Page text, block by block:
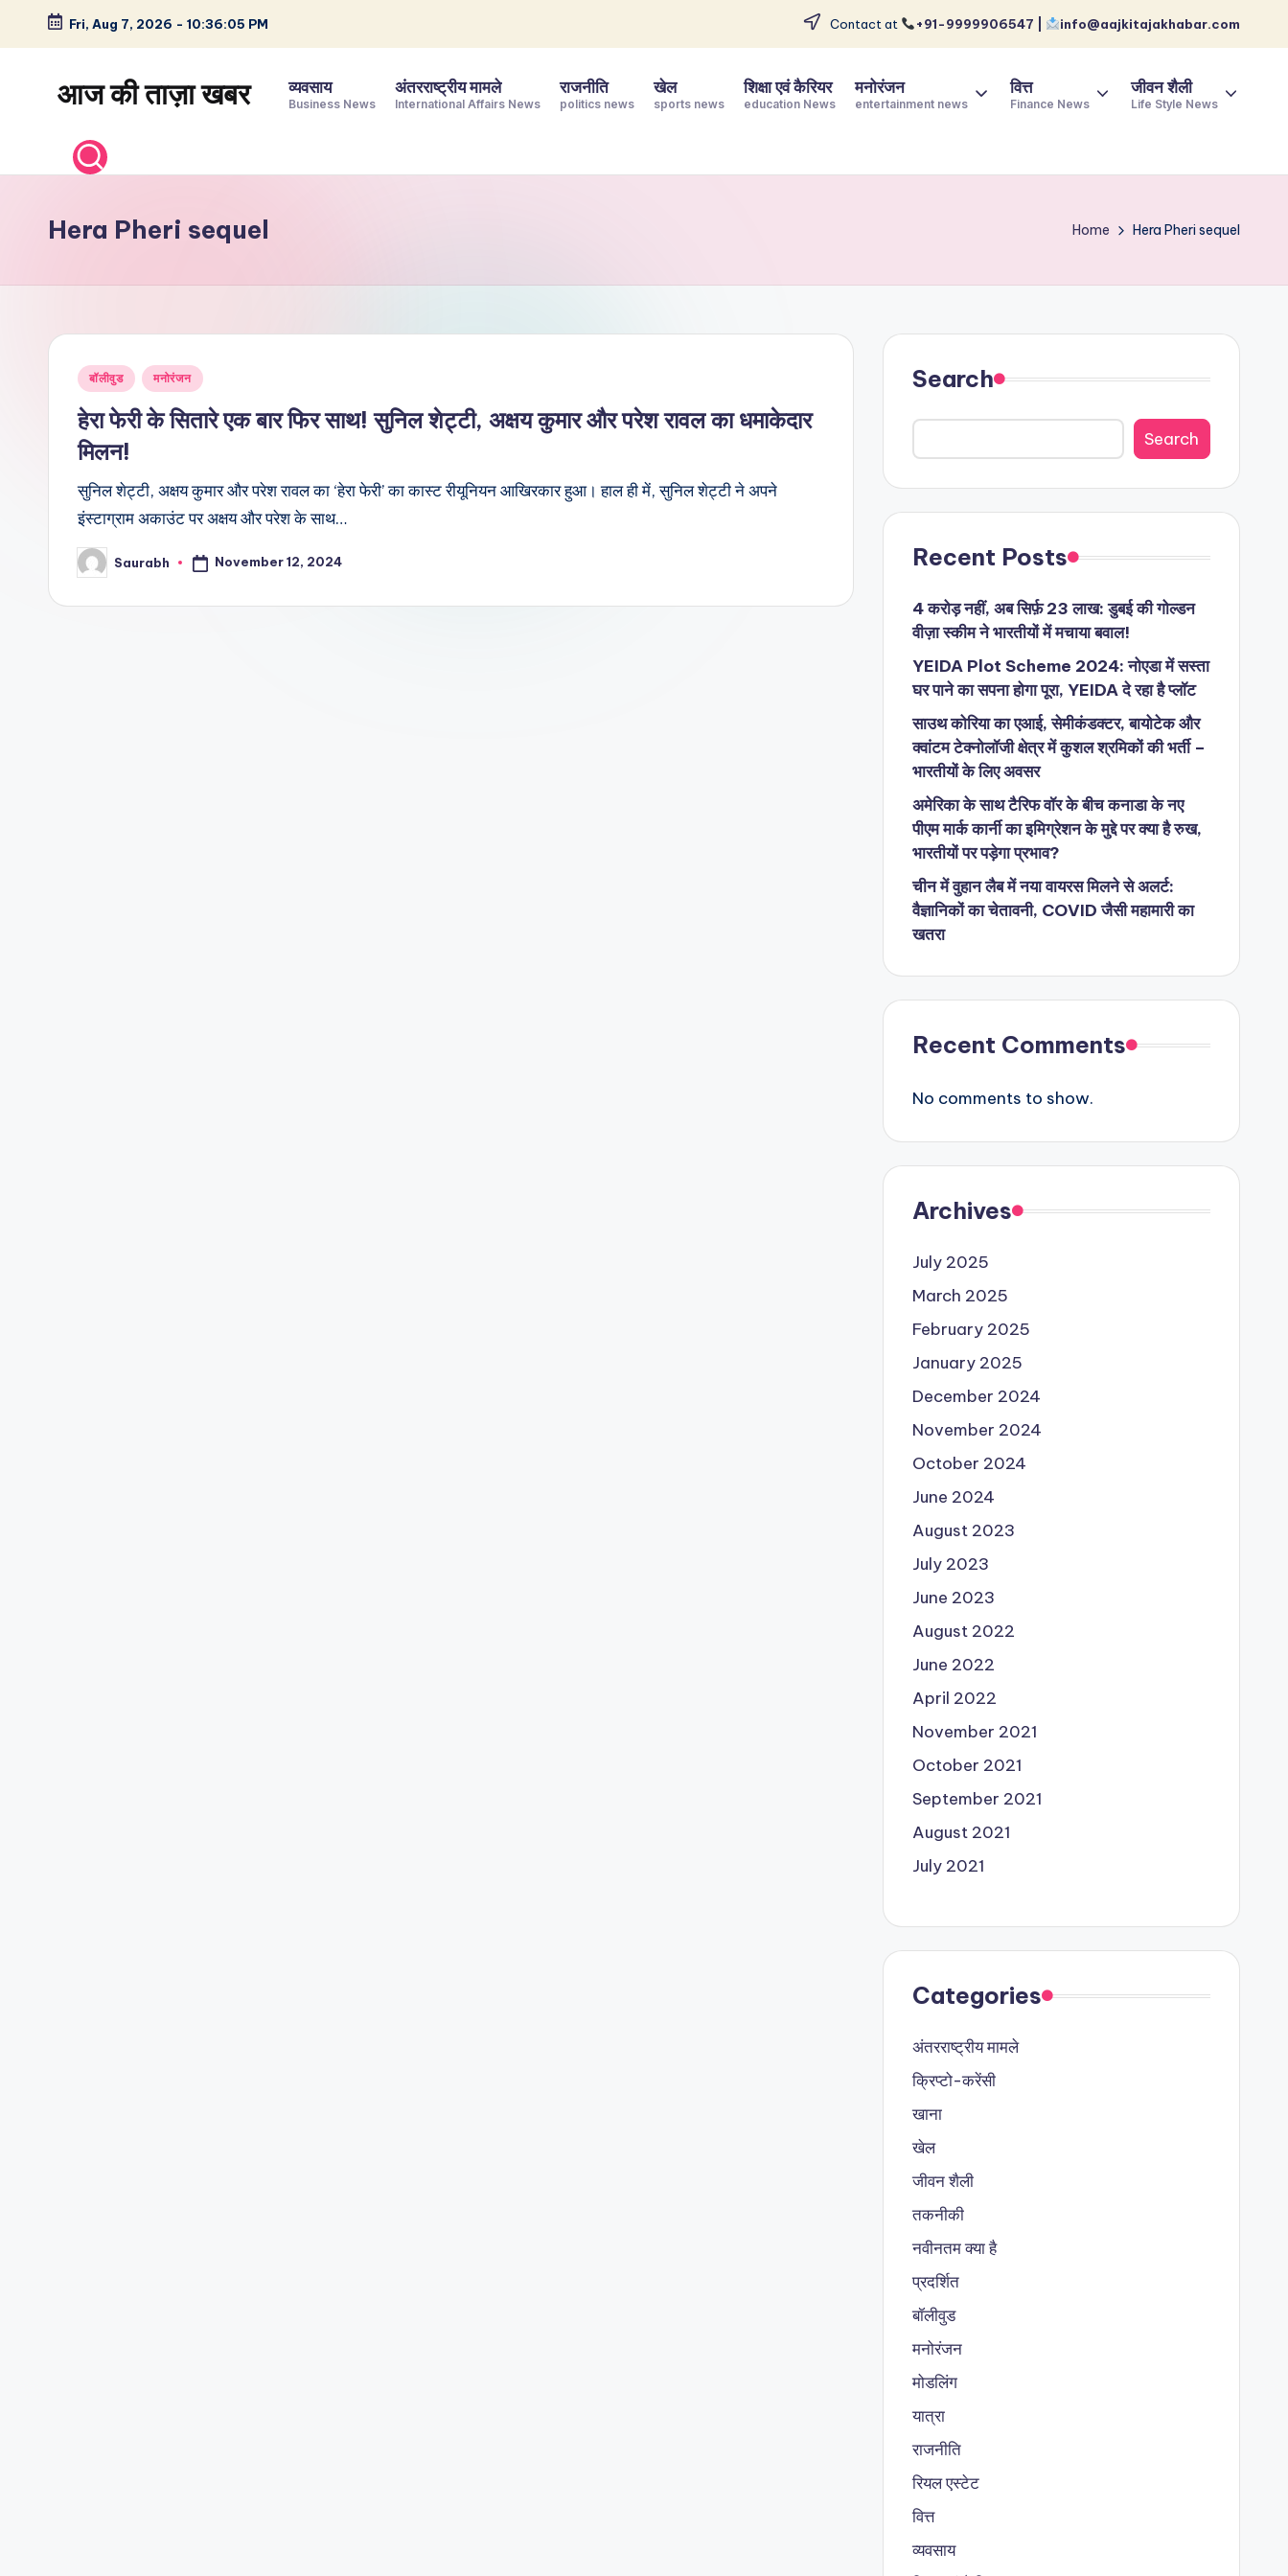
Skip
content
Fri, Aug 7, 2026 - 10:36:06 PM Contact at +91-9999906547 | info@aajkitajakhabar.com
आज की ताज़ा खबर
–
और
विश्व
व्यवसाय
Business News
अंतरराष्ट्रीय मामले
International Affairs News
राजनीति
politics news
खेल
sports news
शिक्षा एवं कैरियर
education News
मनोरंजन
entertainment news
वित्त
Finance News
जीवन शैली
Life Style News
Hera Pheri sequel Home Hera Pheri sequel
Posted
in
बॉलीवुड मनोरंजन
हेरा फेरी के सितारे एक बार फिर साथ! सुनिल शेट्टी, अक्षय कुमार और परेश रावल का धमाकेदार
मिलन!
सुनिल शेट्टी, अक्षय कुमार और परेश रावल का ‘हेरा फेरी’ का कास्ट रीयूनियन आखिरकार हुआ। हाल ही में, सुनिल शेट्टी ने अपने
इंस्टाग्राम अकाउंट पर अक्षय और परेश के साथ…
Posted
by
Saurabh November 12, 2024
Search
Search
Recent Posts
4 करोड़ नहीं, अब सिर्फ़ 23 लाख: डुबई की गोल्डन
वीज़ा स्कीम ने भारतीयों में मचाया बवाल!
YEIDA Plot Scheme 2024: नोएडा में सस्ता
घर पाने का सपना होगा पूरा, YEIDA दे रहा है प्लॉट
साउथ कोरिया का एआई, सेमीकंडक्टर, बायोटेक और
क्वांटम टेक्नोलॉजी क्षेत्र में कुशल श्रमिकों की भर्ती –
भारतीयों के लिए अवसर
अमेरिका के साथ टैरिफ वॉर के बीच कनाडा के नए
पीएम मार्क कार्नी का इमिग्रेशन के मुद्दे पर क्या है रुख,
भारतीयों पर पड़ेगा प्रभाव?
चीन में वुहान लैब में नया वायरस मिलने से अलर्ट:
वैज्ञानिकों का चेतावनी, COVID जैसी महामारी का
खतरा
Recent Comments
No comments to show.
Archives
July 2025
March 2025
February 2025
January 2025
December 2024
November 2024
October 2024
June 2024
August 2023
July 2023
June 2023
August 2022
June 2022
April 2022
November 2021
October 2021
September 2021
August 2021
July 2021
Categories
अंतरराष्ट्रीय मामले
क्रिप्टो-करेंसी
खाना
खेल
जीवन शैली
तकनीकी
नवीनतम क्या है
प्रदर्शित
बॉलीवुड
मनोरंजन
मोडलिंग
यात्रा
राजनीति
रियल एस्टेट
वित्त
व्यवसाय